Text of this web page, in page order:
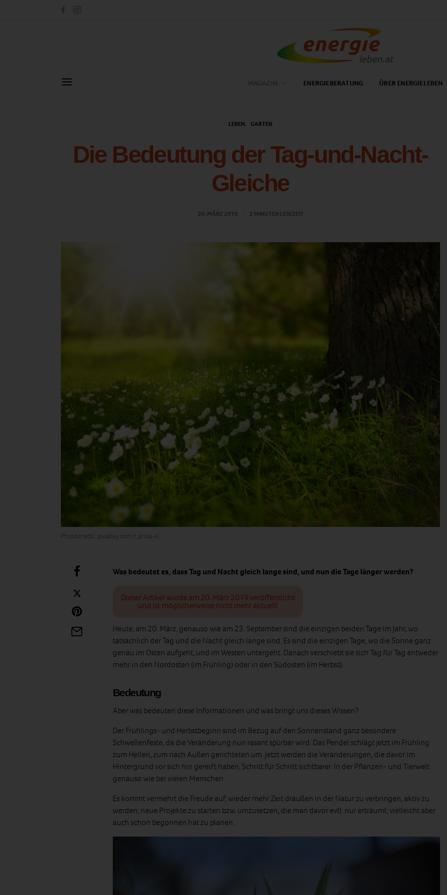
ENERGIEBERATUNG ÜBER ENERGIELEBEN
LEBEN GARTEN
Die Bedeutung der Tag-und-Nacht-
Gleiche
20. MÄRZ 2019 2 MINUTEN LESEZEIT
Photocredit: pixabay.com/Larisa-K
Was bedeutet es, dass Tag und Nacht gleich lange sind, und nun die Tage länger werden?
Dieser Artikel wurde am 20. März 2019 veröffentlicht
und ist möglicherweise nicht mehr aktuell!
Heute, am 20. März, genauso wie am 23. September sind die einzigen beiden Tage im Jahr, wo
tatsächlich der Tag und die Nacht gleich lange sind. Es sind die einzigen Tage, wo die Sonne ganz
genau im Osten aufgeht, und im Westen untergeht. Danach verschiebt sie sich Tag für Tag entweder
mehr in den Nordosten (im Frühling) oder in den Südosten (im Herbst).
Bedeutung
Aber was bedeuten diese Informationen und was bringt uns dieses Wissen?
Der Frühlings- und Herbstbeginn sind im Bezug auf den Sonnenstand ganz besondere
Schwellenfeste, da die Veränderung nun rasant spürbar wird. Das Pendel schlägt jetzt im Frühling
zum Hellen, zum nach Außen gerichteten um. Jetzt werden die Veränderungen, die davor im
Hintergrund vor sich hin gereift haben, Schritt für Schritt sichtbarer. In der Pflanzen- und Tierwelt
genauso wie bei vielen Menschen.
Es kommt vermehrt die Freude auf, wieder mehr Zeit draußen in der Natur zu verbringen, aktiv zu
werden, neue Projekte zu starten bzw. umzusetzen, die man davor evtl. nur erträumt, vielleicht aber
auch schon begonnen hat zu planen.